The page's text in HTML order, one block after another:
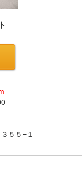
５５−１